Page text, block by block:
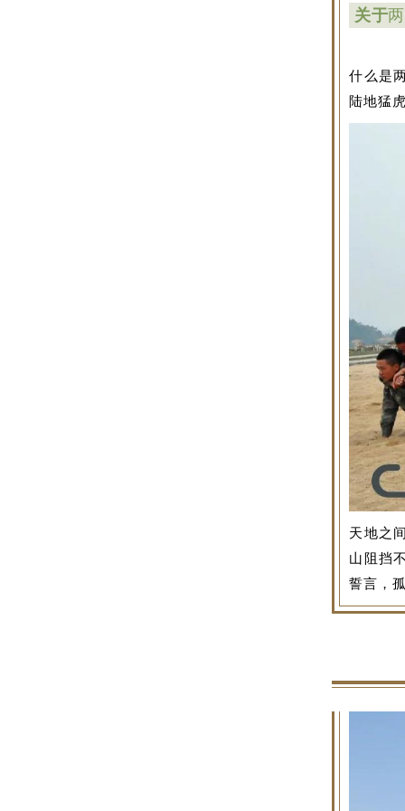
关于
什么是
陆地猛
天地之
山阻挡
誓言，